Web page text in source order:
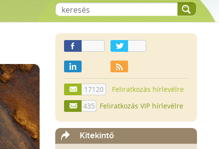
17120
Feliratkozás hírlevélre
435
Feliratkozás VIP hírlevélre
Kitekintő